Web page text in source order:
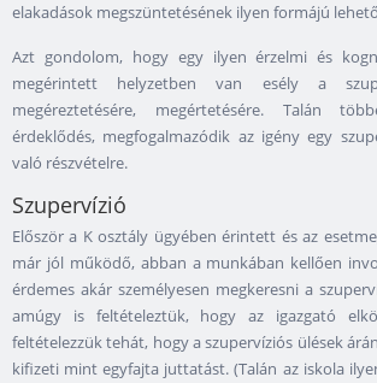
elakadások megszüntetésének ilyen formájú
Azt gondolom, hogy egy ilyen érzelmi és
megérintett helyzetben van esély a
megéreztetésére, megértetésére. Talán
érdeklődés, megfogalmazódik az igény egy
való részvételre.
Szupervízió
Először a K osztály ügyében érintett és az
már jól működő, abban a munkában kellően
érdemes akár személyesen megkeresni a
amúgy is feltételeztük, hogy az igazgató
feltételezzük tehát, hogy a szupervíziós ülések
kifizeti mint egyfajta juttatást. (Talán az iskola